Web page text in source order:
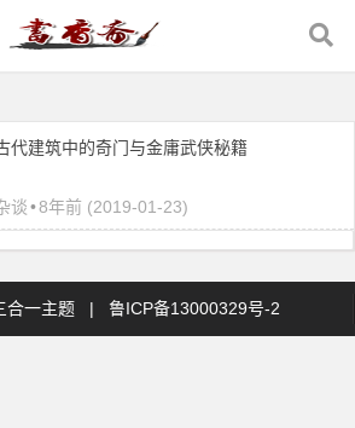
代建筑中的奇门与金庸武侠秘籍
谈•8年前 (2019-01-23)
合一主题 | 鲁ICP备13000329号-2